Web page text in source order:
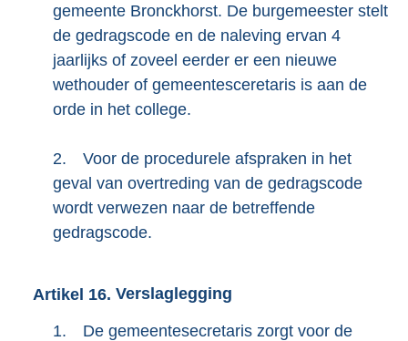
gemeente Bronckhorst. De burgemeester stelt
de gedragscode en de naleving ervan 4
jaarlijks of zoveel eerder er een nieuwe
wethouder of gemeentesceretaris is aan de
orde in het college.
2.
Voor de procedurele afspraken in het
geval van overtreding van de gedragscode
wordt verwezen naar de betreffende
gedragscode.
Artikel 16. Verslaglegging
1.
De gemeentesecretaris zorgt voor de